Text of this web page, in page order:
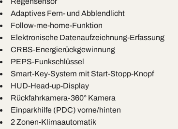
Adaptives Fern- und Abblendlicht
Follow-me-home-Funktion
Elektronische Datenaufzeichnung-Erfassung
CRBS-Energierückgewinnung
PEPS-Funkschlüssel
Smart-Key-System mit Start-Stopp-Knopf
HUD-Head-up-Display
Rückfahrkamera-360° Kamera
Einparkhilfe (PDC) vorne/hinten
2 Zonen-Klimaautomatik